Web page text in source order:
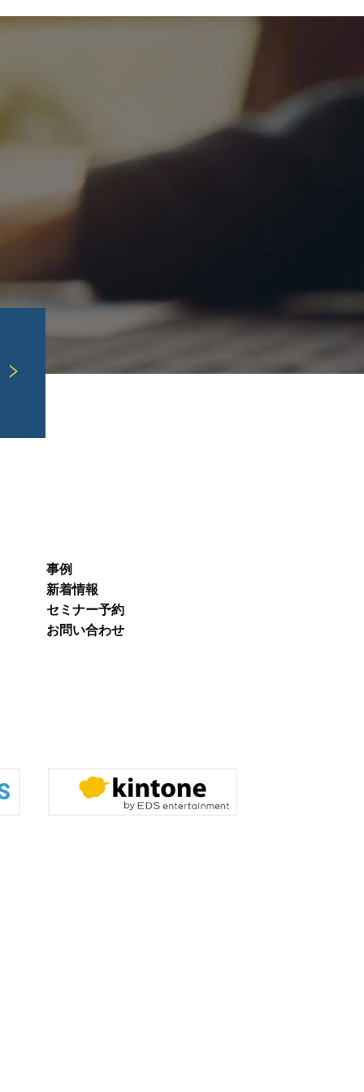
事例
新着情報
セミナー予約
お問い合わせ